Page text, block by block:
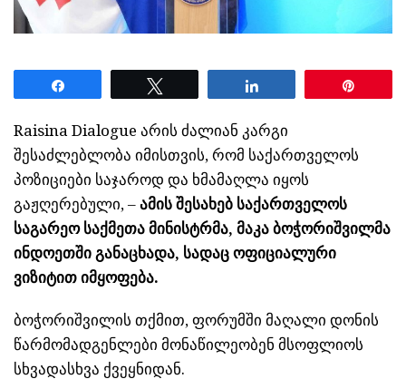
Raisina Dialogue არის ძალიან კარგი
შესაძლებლობა იმისთვის, რომ საქართველოს
პოზიციები საჯაროდ და ხმამაღლა იყოს
გაჟღერებული, – ამის შესახებ საქართველოს
საგარეო საქმეთა მინისტრმა, მაკა ბოჭორიშვილმა
ინდოეთში განაცხადა, სადაც ოფიციალური
ვიზიტით იმყოფება.
ბოჭორიშვილის თქმით, ფორუმში მაღალი დონის
წარმომადგენლები მონაწილეობენ მსოფლიოს
სხვადასხვა ქვეყნიდან.